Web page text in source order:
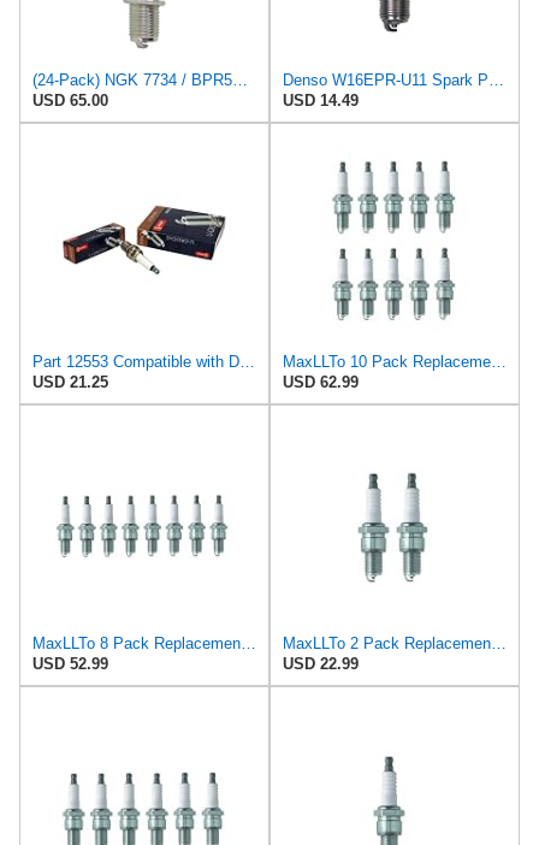
(24-Pack) NGK 7734 / BPR5ES Spark Plug
USD 65.00
Denso W16EPR-U11 Spark Plug-Resistor-Stock #3201
USD 14.49
Part 12553 Compatible with Denso Spark Plug W16Epr-U Replacement for F5Rtc, F5Rf, 5580, BPR5Es,
USD 21.25
MaxLLTo 10 Pack Replacement 2851 V-Power Spark Plug for Bosch 7501 7595 W7DCR WR6D WR6DC WR6DCX
USD 62.99
MaxLLTo 8 Pack Replacement 2851 V-Power Spark Plug for Bosch 7501 7595 W7DCR WR6D WR6DC WR6DCX WR7D
USD 52.99
MaxLLTo 2 Pack Replacement 2851 V-Power Spark Plug for Bosch 7501 7595 W7DCR WR6D WR6DC WR6DCX WR7D
USD 22.99